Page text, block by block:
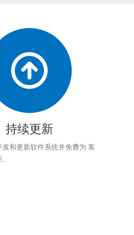
持续更新
发和更新软件系统并免费为 客